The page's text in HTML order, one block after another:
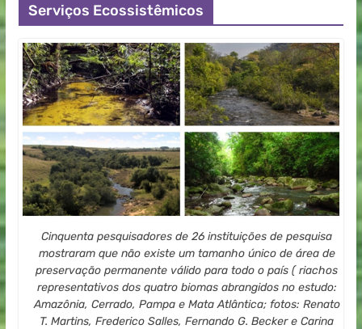
Serviços Ecossistêmicos
Cinquenta pesquisadores de 26 instituições de pesquisa
mostraram que não existe um tamanho único de área de
preservação permanente válido para todo o país ( riachos
representativos dos quatro biomas abrangidos no estudo:
Amazônia, Cerrado, Pampa e Mata Atlântica; fotos: Renato
T. Martins, Frederico Salles, Fernando G. Becker e Carina